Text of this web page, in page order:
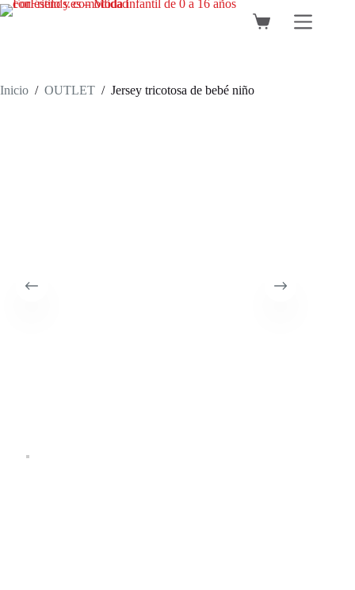
Saltar
al
Carro
Inicio / OUTLET / Jersey tricotosa de bebé niño